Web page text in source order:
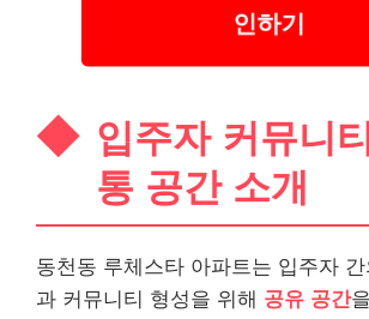
인하기
입주자 커뮤니
통 공간 소개
동천동 루체스타 아파트는 입주자
과 커뮤니티 형성을 위해 공유 공간